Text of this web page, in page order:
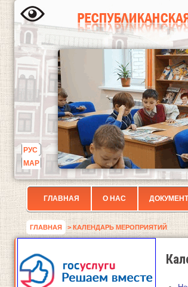
РУС
МАР
ГЛАВНАЯ О НАС
ГЛАВНАЯ > КАЛЕНДАРЬ МЕРОПРИЯТИЙ